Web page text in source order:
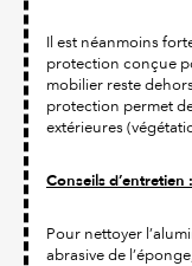
Il est néanmoins
protection conçue
mobilier reste
protection permet
extérieures
Conseils d’entretien :
Pour nettoyer
abrasive de